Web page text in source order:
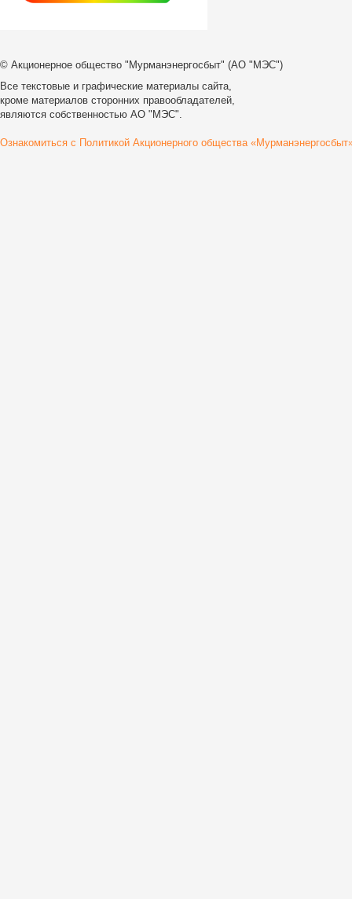
© Акционерное общество "Мурманэнергосбыт" (АО "МЭС")
Все текстовые и графические материалы сайта,
кроме материалов сторонних правообладателей,
являются собственностью АО "МЭС".
Ознакомиться с Политикой Акционерного общества